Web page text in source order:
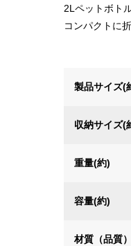
2Lペットボト
コンパクトに
製品サイズ(
収納サイズ(
重量(約)
容量(約)
材質（品質）